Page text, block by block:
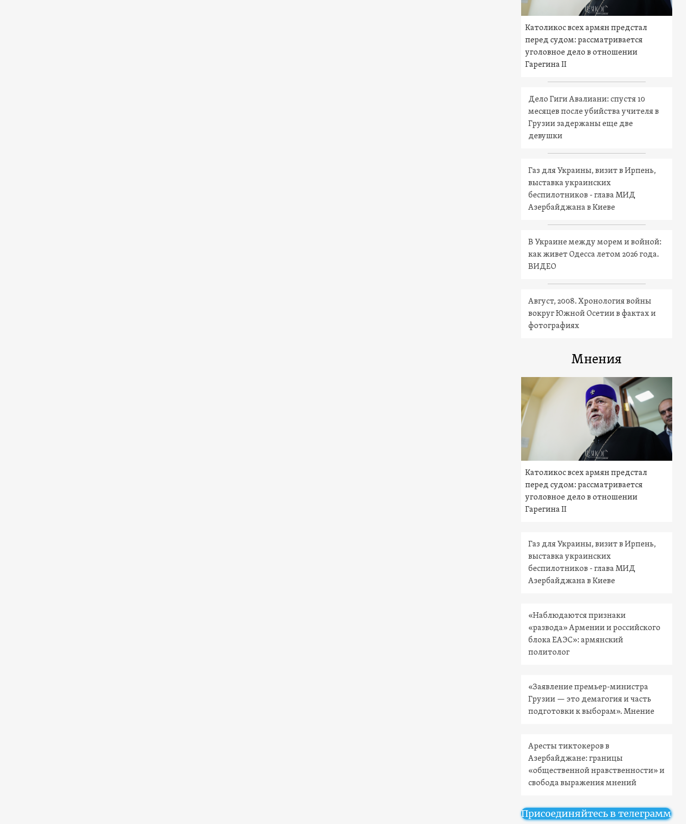
Католикос всех армян предстал
перед судом: рассматривается
уголовное дело в отношении
Гарегина II
Дело Гиги Авалиани: спустя 10
месяцев после убийства учителя в
Грузии задержаны еще две
девушки
Газ для Украины, визит в Ирпень,
выставка украинских
беспилотников - глава МИД
Азербайджана в Киеве
В Украине между морем и войной:
как живет Одесса летом 2026 года.
ВИДЕО
Август, 2008. Хронология войны
вокруг Южной Осетии в фактах и
фотографиях
Мнения
Католикос всех армян предстал
перед судом: рассматривается
уголовное дело в отношении
Гарегина II
Газ для Украины, визит в Ирпень,
выставка украинских
беспилотников - глава МИД
Азербайджана в Киеве
«Наблюдаются признаки
«развода» Армении и российского
блока ЕАЭС»: армянский
политолог
«Заявление премьер-министра
Грузии — это демагогия и часть
подготовки к выборам». Мнение
Аресты тиктокеров в
Азербайджане: границы
«общественной нравственности» и
свобода выражения мнений
Присоединяйтесь в телеграмм